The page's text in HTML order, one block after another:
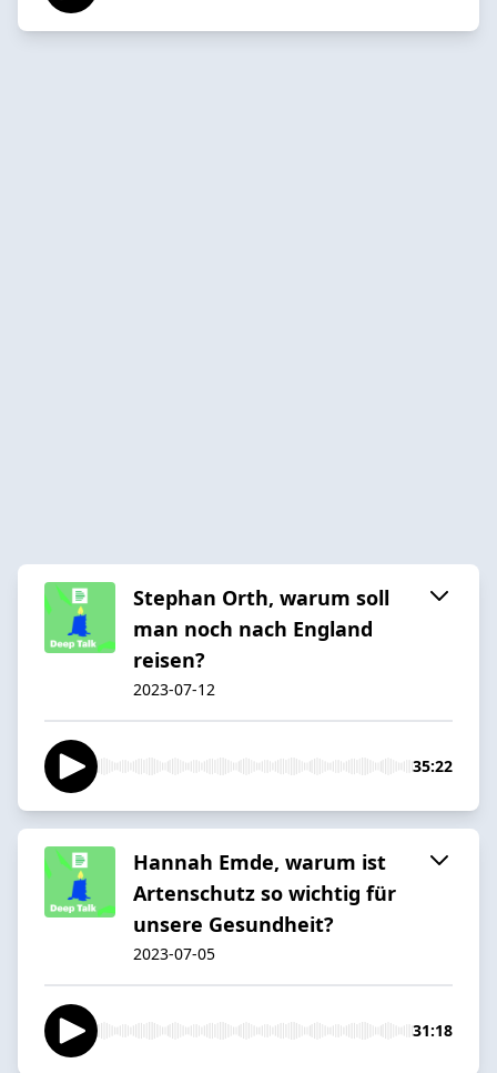
Stephan Orth, warum soll
man noch nach England
reisen?
2023-07-12
35:22
Hannah Emde, warum ist
Artenschutz so wichtig für
unsere Gesundheit?
2023-07-05
31:18